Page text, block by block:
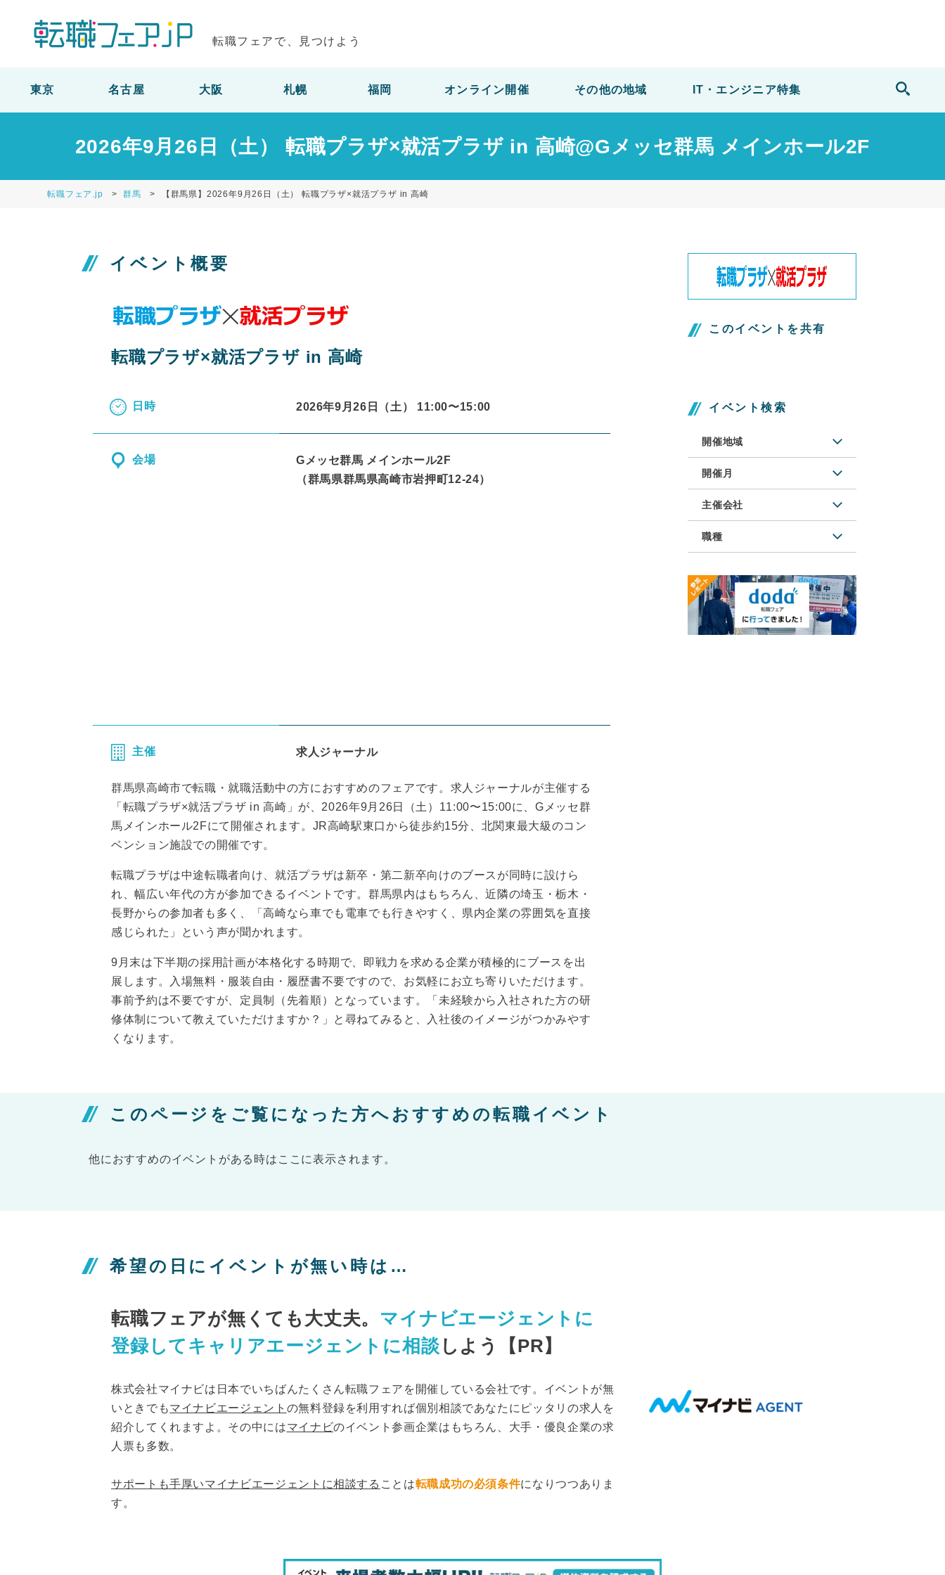
転職フェアで、見つけよう
東京 名古屋 大阪 札幌 福岡 オンライン開催 その他の地域 IT・エンジニア特集
2026年9月26日（土） 転職プラザ×就活プラザ in 高崎@Gメッセ群馬 メインホール2F
転職フェア.jp 群馬 【群馬県】2026年9月26日（土） 転職プラザ×就活プラザ in 高崎
イベント概要
転職プラザ×就活プラザ in 高崎
日時 2026年9月26日（土） 11:00〜15:00
会場
Gメッセ群馬 メインホール2F
（群馬県群馬県高崎市岩押町12-24）
主催 求人ジャーナル
群馬県高崎市で転職・就職活動中の方におすすめのフェアです。求人ジャーナルが主催する
「転職プラザ×就活プラザ in 高崎」が、2026年9月26日（土）11:00〜15:00に、Gメッセ群
馬メインホール2Fにて開催されます。JR高崎駅東口から徒歩約15分、北関東最大級のコン
ベンション施設での開催です。
転職プラザは中途転職者向け、就活プラザは新卒・第二新卒向けのブースが同時に設けら
れ、幅広い年代の方が参加できるイベントです。群馬県内はもちろん、近隣の埼玉・栃木・
長野からの参加者も多く、「高崎なら車でも電車でも行きやすく、県内企業の雰囲気を直接
感じられた」という声が聞かれます。
9月末は下半期の採用計画が本格化する時期で、即戦力を求める企業が積極的にブースを出
展します。入場無料・服装自由・履歴書不要ですので、お気軽にお立ち寄りいただけます。
事前予約は不要ですが、定員制（先着順）となっています。「未経験から入社された方の研
修体制について教えていただけますか？」と尋ねてみると、入社後のイメージがつかみやす
くなります。
このイベントを共有
イベント検索
開催地域
開催月
主催会社
職種
このページをご覧になった方へおすすめの転職イベント
他におすすめのイベントがある時はここに表示されます。
希望の日にイベントが無い時は…
転職フェアが無くても大丈夫。 マイナビエージェントに
登録してキャリアエージェントに相談 しよう【PR】
株式会社マイナビは日本でいちばんたくさん転職フェアを開催している会社です。イベントが無
いときでもマイナビエージェント の無料登録を利用すれば個別相談であなたにピッタリの求人を
紹介してくれますよ。その中にはマイナビのイベント参画企業はもちろん、大手・優良企業の求
人票も多数。
サポートも手厚いマイナビエージェントに相談する ことは転職成功の必須条件になりつつありま
す。